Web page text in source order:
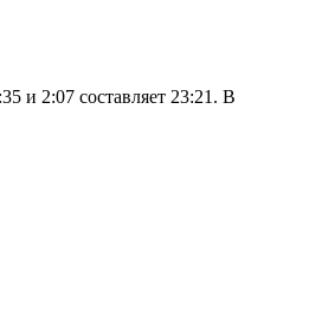
и 2:07 составляет 23:21. В